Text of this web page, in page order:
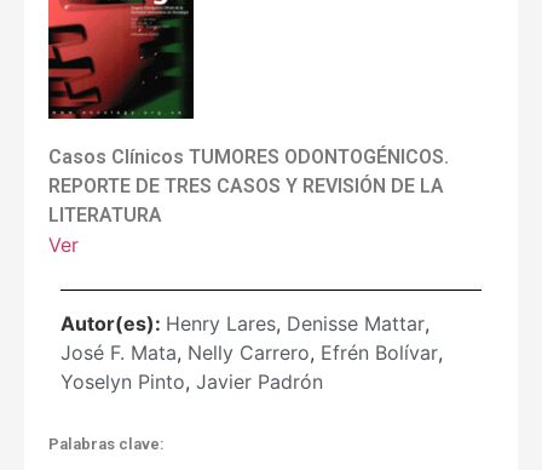
Casos Clínicos TUMORES ODONTOGÉNICOS.
REPORTE DE TRES CASOS Y REVISIÓN DE LA
LITERATURA
Ver
Autor(es): Henry Lares, Denisse Mattar,
José F. Mata, Nelly Carrero, Efrén Bolívar,
Yoselyn Pinto, Javier Padrón
Palabras clave: